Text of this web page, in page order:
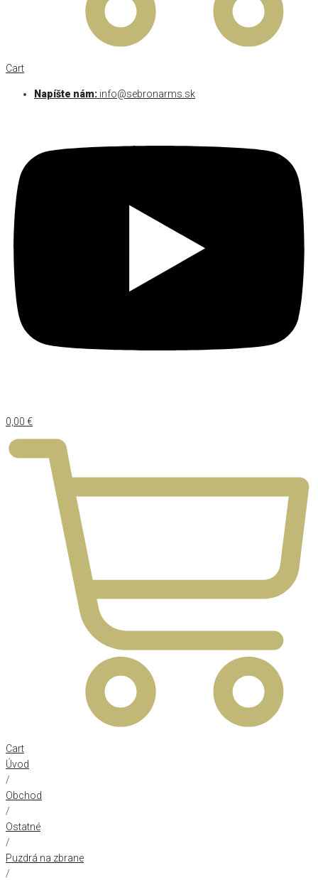
Cart
Napíšte nám: info@sebronarms.sk
0,00 €
Cart
Úvod
/
Obchod
/
Ostatné
/
Puzdrá na zbrane
/